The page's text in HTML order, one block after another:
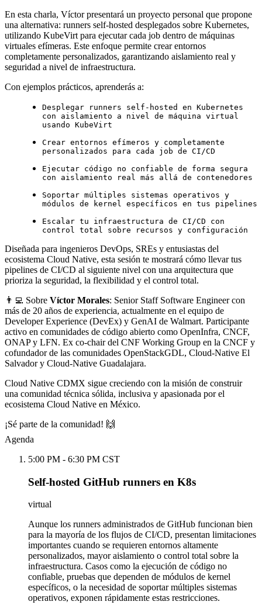
En esta charla, Víctor presentará un proyecto personal que propone
una alternativa: runners self-hosted desplegados sobre Kubernetes,
utilizando KubeVirt para ejecutar cada job dentro de máquinas
virtuales efímeras. Este enfoque permite crear entornos
completamente personalizados, garantizando aislamiento real y
seguridad a nivel de infraestructura.
Con ejemplos prácticos, aprenderás a:
Desplegar runners self-hosted en Kubernetes
con aislamiento a nivel de máquina virtual
usando KubeVirt
Crear entornos efímeros y completamente
personalizados para cada job de CI/CD
Ejecutar código no confiable de forma segura
con aislamiento real más allá de contenedores
Soportar múltiples sistemas operativos y
módulos de kernel específicos en tus pipelines
Escalar tu infraestructura de CI/CD con
control total sobre recursos y configuración
Diseñada para ingenieros DevOps, SREs y entusiastas del
ecosistema Cloud Native, esta sesión te mostrará cómo llevar tus
pipelines de CI/CD al siguiente nivel con una arquitectura que
prioriza la seguridad, la flexibilidad y el control total.
👨‍💻 Sobre Víctor Morales: Senior Staff Software Engineer con
más de 20 años de experiencia, actualmente en el equipo de
Developer Experience (DevEx) y GenAI de Walmart. Participante
activo en comunidades de código abierto como OpenInfra, CNCF,
ONAP y LFN. Ex co-chair del CNF Working Group en la CNCF y
cofundador de las comunidades OpenStackGDL, Cloud-Native El
Salvador y Cloud-Native Guadalajara.
Cloud Native CDMX sigue creciendo con la misión de construir
una comunidad técnica sólida, inclusiva y apasionada por el
ecosistema Cloud Native en México.
¡Sé parte de la comunidad! 🙌
Agenda
5:00 PM - 6:30 PM CST
Self-hosted GitHub runners en K8s
virtual
Aunque los runners administrados de GitHub funcionan bien
para la mayoría de los flujos de CI/CD, presentan limitaciones
importantes cuando se requieren entornos altamente
personalizados, mayor aislamiento o control total sobre la
infraestructura. Casos como la ejecución de código no
confiable, pruebas que dependen de módulos de kernel
específicos, o la necesidad de soportar múltiples sistemas
operativos, exponen rápidamente estas restricciones.